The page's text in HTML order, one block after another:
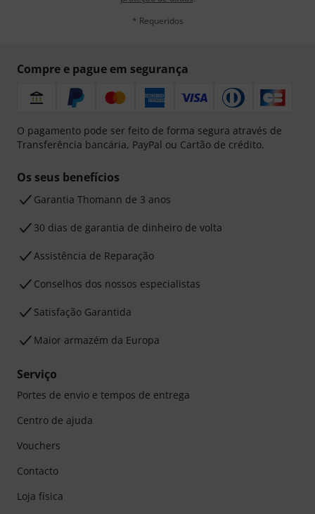
* Requeridos
Compre e pague em segurança
O pagamento pode ser feito de forma segura através de
Transferência bancária, PayPal ou Cartão de crédito.
Os seus benefícios
Garantia Thomann de 3 anos
30 dias de garantia de dinheiro de volta
Assistência de Reparação
Conselhos dos nossos especialistas
Satisfação Garantida
Maior armazém da Europa
Serviço
Portes de envio e tempos de entrega
Centro de ajuda
Vouchers
Contacto
Loja física